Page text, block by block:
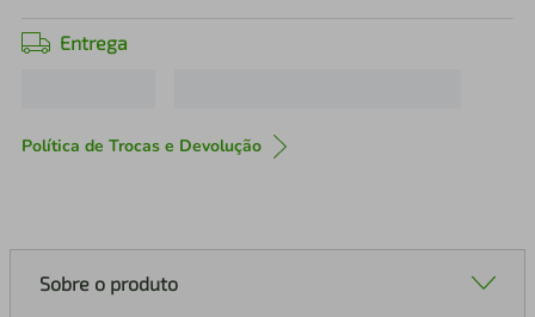
Entrega
Política de Trocas e Devolução
Sobre o produto